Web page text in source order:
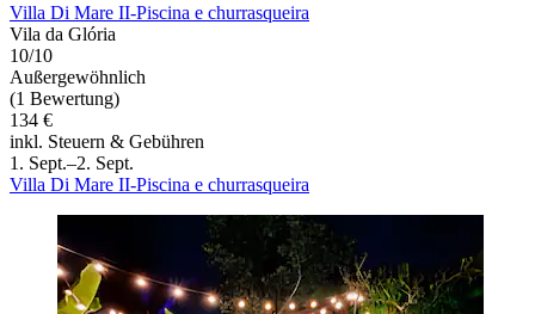
Villa Di Mare II-Piscina e churrasqueira
Vila da Glória
10/10
Außergewöhnlich
(1 Bewertung)
134 €
inkl. Steuern & Gebühren
1. Sept.–2. Sept.
Villa Di Mare II-Piscina e churrasqueira